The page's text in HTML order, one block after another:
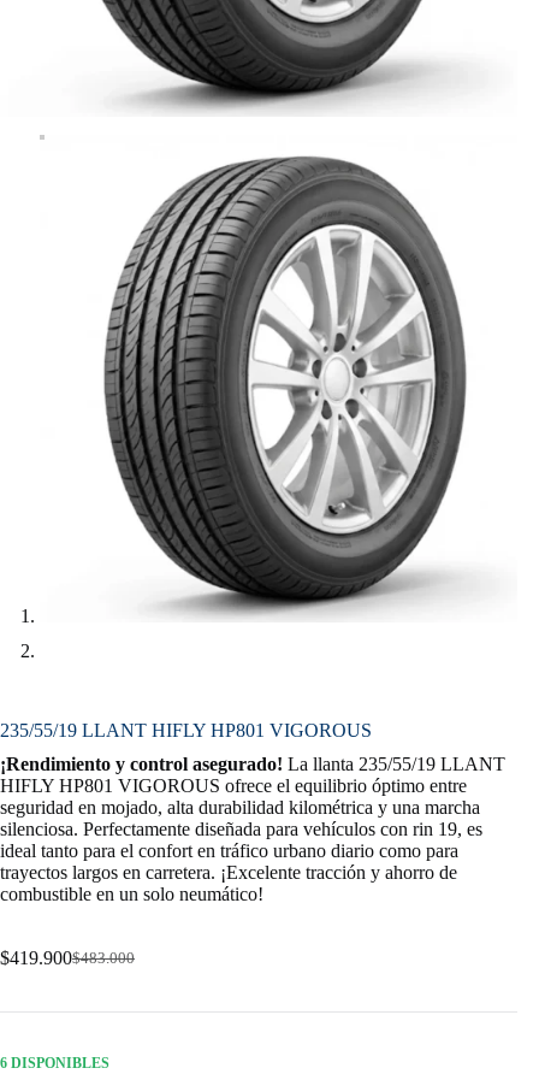
235/55/19 LLANT HIFLY HP801 VIGOROUS
¡Rendimiento y control asegurado! La llanta 235/55/19 LLANT
HIFLY HP801 VIGOROUS ofrece el equilibrio óptimo entre
seguridad en mojado, alta durabilidad kilométrica y una marcha
silenciosa. Perfectamente diseñada para vehículos con rin 19, es
ideal tanto para el confort en tráfico urbano diario como para
trayectos largos en carretera. ¡Excelente tracción y ahorro de
combustible en un solo neumático!
$483.000
Original
was:
$419.900Current
is:
6 DISPONIBLES